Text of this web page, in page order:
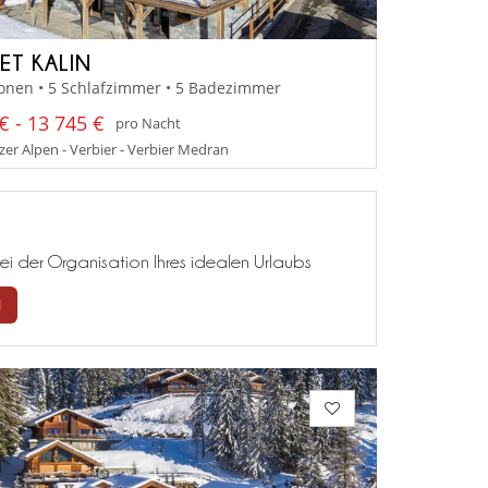
KALIN
• 5 Schlafzimmer • 5 Badezimmer
- 13 745 €
pro Nacht
Alpen - Verbier - Verbier Medran
der Organisation Ihres idealen Urlaubs